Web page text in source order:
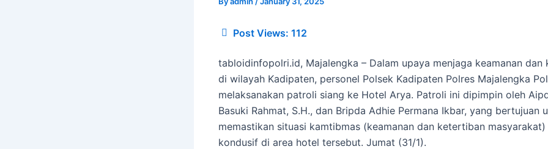
Post Views: 112
tabloidinfopolri.id, Majalengka – Dalam upaya menjaga keamanan dan
di wilayah Kadipaten, personel Polsek Kadipaten Polres Majalengka
melaksanakan patroli siang ke Hotel Arya. Patroli ini dipimpin oleh
Basuki Rahmat, S.H., dan Bripda Adhie Permana Ikbar, yang bertujuan
memastikan situasi kamtibmas (keamanan dan ketertiban
kondusif di area hotel tersebut. Jumat (31/1).